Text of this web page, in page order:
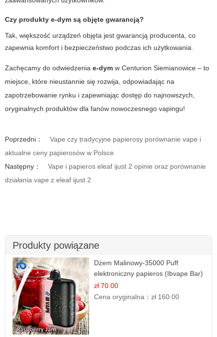
Czy produkty e-dym są objęte gwarancją?
Tak, większość urządzeń objęta jest gwarancją producenta, co
zapewnia komfort i bezpieczeństwo podczas ich użytkowania.
Zachęcamy do odwiedzenia e-dym w Centurion Siemianowice – to
miejsce, które nieustannie się rozwija, odpowiadając na
zapotrzebowanie rynku i zapewniając dostęp do najnowszych,
oryginalnych produktów dla fanów nowoczesnego vapingu!
Poprzedni：
Vape czy tradycyjne papierosy porównanie vape i
aktualne ceny papierosów w Polsce
Następny：
Vape i papieros eleaf ijust 2 opinie oraz porównanie
działania vape z eleaf ijust 2
Produkty powiązane
Dżem Malinowy-35000 Puff
elektroniczny papieros (Ibvape Bar)
zł 70.00
Cena oryginalna：zł 160.00